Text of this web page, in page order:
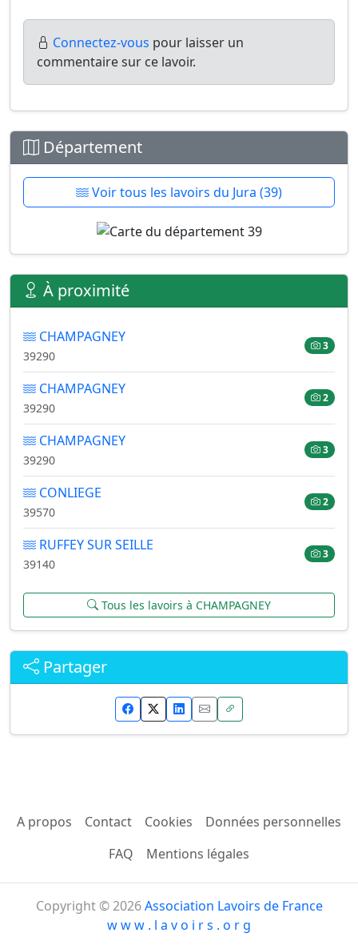
Connectez-vous pour laisser un
commentaire sur ce lavoir.
Département
Voir tous les lavoirs du Jura (39)
À proximité
CHAMPAGNEY
39290
3
CHAMPAGNEY
39290
2
CHAMPAGNEY
39290
3
CONLIEGE
39570
2
RUFFEY SUR SEILLE
39140
3
Tous les lavoirs à CHAMPAGNEY
Partager
A propos Contact Cookies
Données personnelles
FAQ
Mentions légales
Copyright © 2026Association Lavoirs de France
w w w . l a v o i r s . o r g